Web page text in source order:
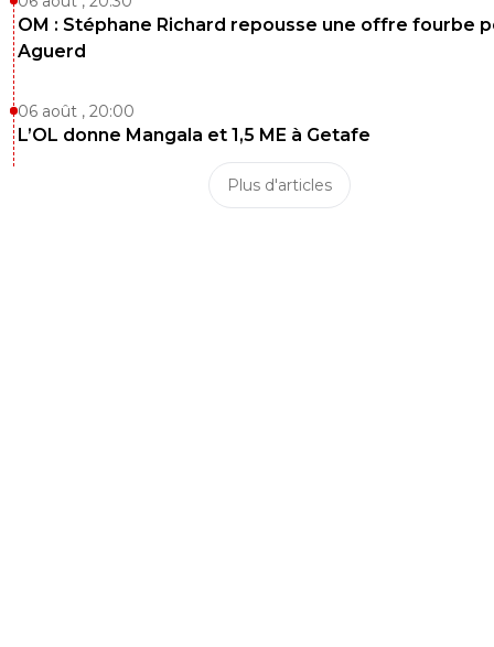
OM : Stéphane Richard repousse une offre fourbe
Aguerd
06 août , 20:00
L’OL donne Mangala et 1,5 ME à Getafe
Plus d'articles